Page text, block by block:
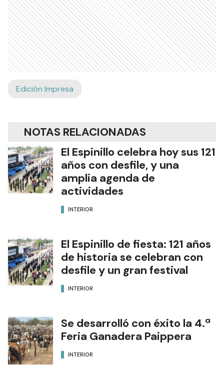
Edición Impresa
NOTAS RELACIONADAS
El Espinillo celebra hoy sus 121
años con desfile, y una
amplia agenda de
actividades
INTERIOR
El Espinillo de fiesta: 121 años
de historia se celebran con
desfile y un gran festival
INTERIOR
Se desarrolló con éxito la 4.ª
Feria Ganadera Paippera
INTERIOR